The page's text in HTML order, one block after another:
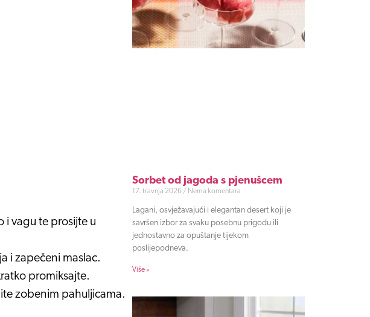
i vagu te prosijte u
i zapečeni maslac.
promiksajte.
zobenim pahuljicama.
Sorbet od jagoda s pjenušcem
17. travnja 2026 Nema komentara
Lagani, osvježavajući i elegantan desert koji je
savršen izbor za svaku posebnu prigodu ili
jednostavno za opuštanje tijekom
poslijepodneva.
Više »